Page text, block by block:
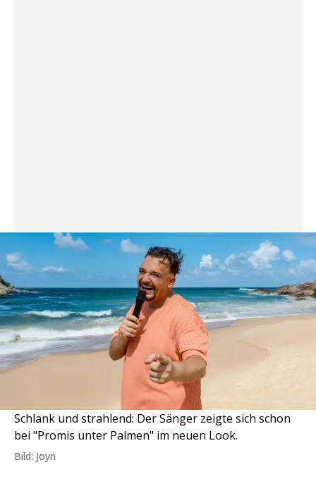
Schlank und strahlend: Der Sänger zeigte sich schon
bei "Promis unter Palmen" im neuen Look.
Bild: Joyn